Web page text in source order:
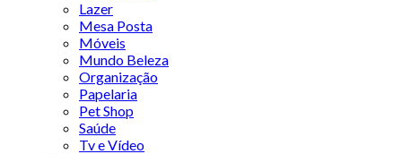
Lazer
Mesa Posta
Móveis
Mundo Beleza
Organização
Papelaria
Pet Shop
Saúde
Tv e Vídeo